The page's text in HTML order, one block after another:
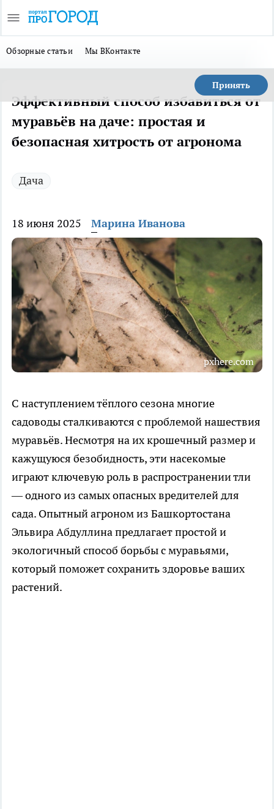
Обзорные статьи Мы ВКонтакте
Принять
Эффективный способ избавиться от
муравьёв на даче: простая и
безопасная хитрость от агронома
Дача
18 июня 2025 Марина Иванова
pxhere.com
С наступлением тёплого сезона многие
садоводы сталкиваются с проблемой нашествия
муравьёв. Несмотря на их крошечный размер и
кажущуюся безобидность, эти насекомые
играют ключевую роль в распространении тли
— одного из самых опасных вредителей для
сада. Опытный агроном из Башкортостана
Эльвира Абдуллина предлагает простой и
экологичный способ борьбы с муравьями,
который поможет сохранить здоровье ваших
растений.